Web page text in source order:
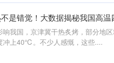
是错觉！大数据揭秘我国高温
响我国，京津冀干热炙烤，部分地
冲上40℃。不少人感慨，这些....